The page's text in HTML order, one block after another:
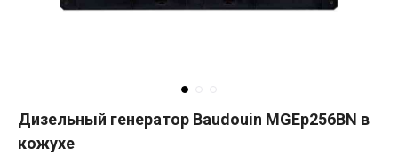
Дизельный генератор Baudouin MGEp256BN в
кожухе